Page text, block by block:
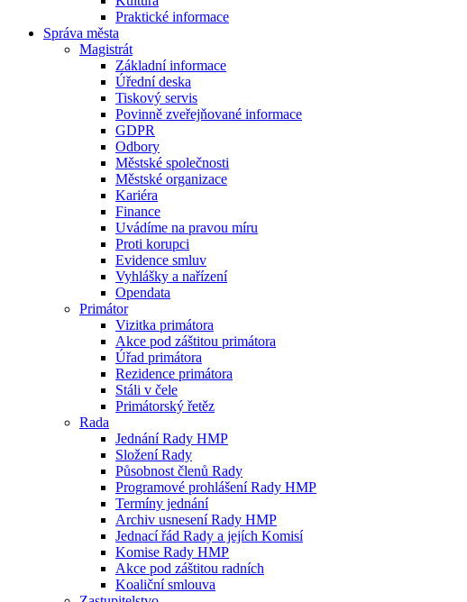
Praktické informace
Správa města
Magistrát
Základní informace
Úřední deska
Tiskový servis
Povinně zveřejňované informace
GDPR
Odbory
Městské společnosti
Městské organizace
Kariéra
Finance
Uvádíme na pravou míru
Proti korupci
Evidence smluv
Vyhlášky a nařízení
Opendata
Primátor
Vizitka primátora
Akce pod záštitou primátora
Úřad primátora
Rezidence primátora
Stáli v čele
Primátorský řetěz
Rada
Jednání Rady HMP
Složení Rady
Působnost členů Rady
Programové prohlášení Rady HMP
Termíny jednání
Archiv usnesení Rady HMP
Jednací řád Rady a jejích Komisí
Komise Rady HMP
Akce pod záštitou radních
Koaliční smlouva